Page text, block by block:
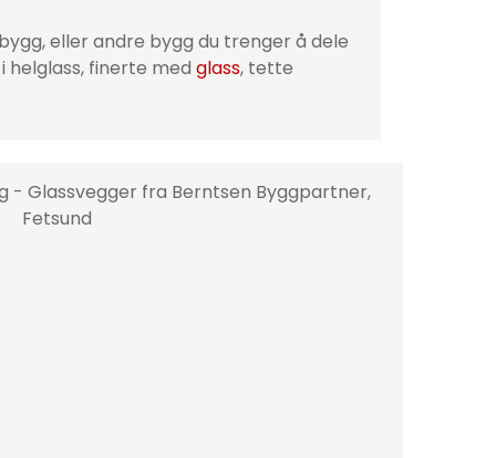
eller andre bygg du trenger å dele
helglass, finerte med glass, tette